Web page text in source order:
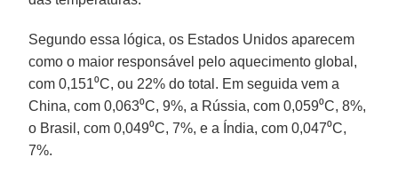
Segundo essa lógica, os Estados Unidos aparecem
como o maior responsável pelo aquecimento global,
com 0,151⁰C, ou 22% do total. Em seguida vem a
China, com 0,063⁰C, 9%, a Rússia, com 0,059⁰C, 8%,
o Brasil, com 0,049⁰C, 7%, e a Índia, com 0,047⁰C,
7%.